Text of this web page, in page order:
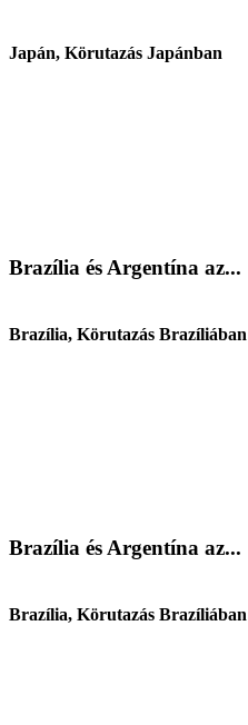
Japán, Körutazás Japánban
Brazília és Argentína az...
Brazília, Körutazás Brazíliában
Brazília és Argentína az...
Brazília, Körutazás Brazíliában